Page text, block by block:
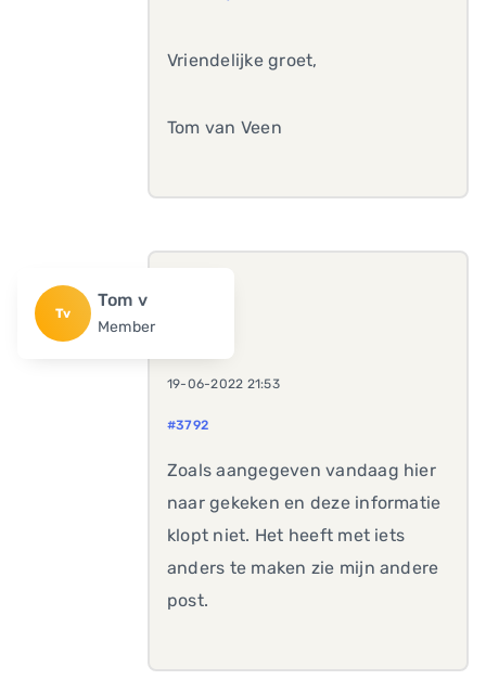
Vriendelijke groet,
Tom van Veen
Tv
Tom v
Member
19-06-2022 21:53
#3792
Zoals aangegeven vandaag hier
naar gekeken en deze informatie
klopt niet. Het heeft met iets
anders te maken zie mijn andere
post.